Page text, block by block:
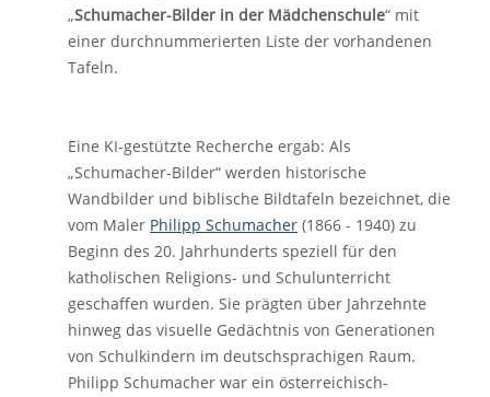
„Schumacher-Bilder in der Mädchenschule“ mit
einer durchnummerierten Liste der vorhandenen
Tafeln.
Eine KI-gestützte Recherche ergab: Als
„Schumacher-Bilder“ werden historische
Wandbilder und biblische Bildtafeln bezeichnet, die
vom Maler Philipp Schumacher (1866 - 1940) zu
Beginn des 20. Jahrhunderts speziell für den
katholischen Religions- und Schulunterricht
geschaffen wurden. Sie prägten über Jahrzehnte
hinweg das visuelle Gedächtnis von Generationen
von Schulkindern im deutschsprachigen Raum.
Philipp Schumacher war ein österreichisch-